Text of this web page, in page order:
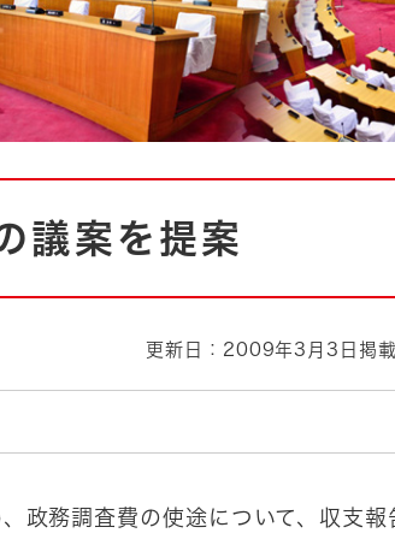
議案を提案
更新日：2009年3月3日掲載
政務調査費の使途について、収支報